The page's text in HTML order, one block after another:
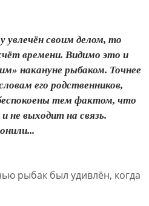
своим делом, то
времени. Видимо это и
накануне рыбаком. Точнее
его родственников,
тем фактом, что
не выходит на связь.